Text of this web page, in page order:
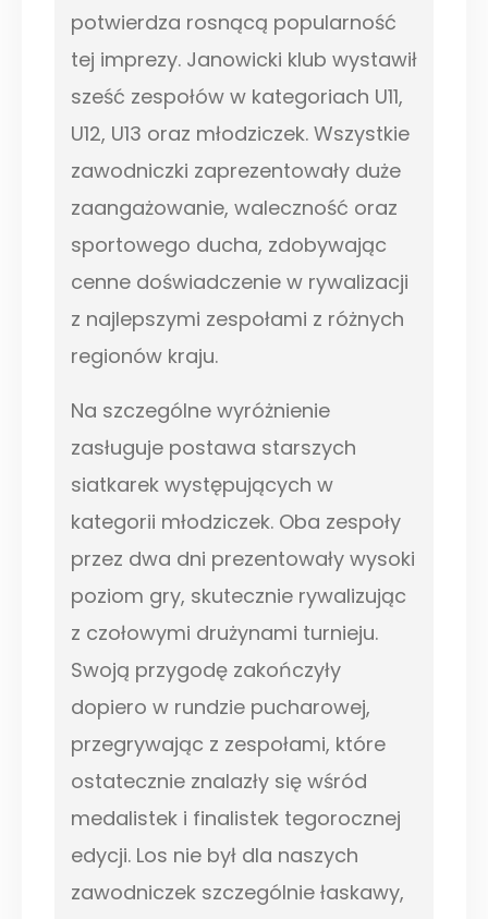
potwierdza rosnącą popularność
tej imprezy. Janowicki klub wystawił
sześć zespołów w kategoriach U11,
U12, U13 oraz młodziczek. Wszystkie
zawodniczki zaprezentowały duże
zaangażowanie, waleczność oraz
sportowego ducha, zdobywając
cenne doświadczenie w rywalizacji
z najlepszymi zespołami z różnych
regionów kraju.
Na szczególne wyróżnienie
zasługuje postawa starszych
siatkarek występujących w
kategorii młodziczek. Oba zespoły
przez dwa dni prezentowały wysoki
poziom gry, skutecznie rywalizując
z czołowymi drużynami turnieju.
Swoją przygodę zakończyły
dopiero w rundzie pucharowej,
przegrywając z zespołami, które
ostatecznie znalazły się wśród
medalistek i finalistek tegorocznej
edycji. Los nie był dla naszych
zawodniczek szczególnie łaskawy,